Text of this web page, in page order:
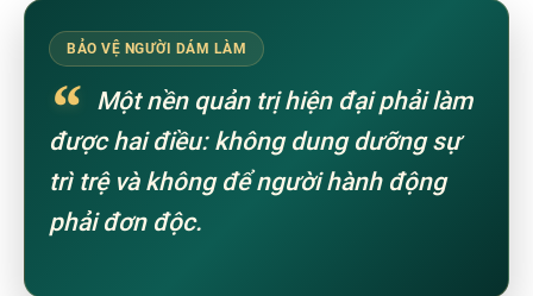
BẢO VỆ NGƯỜI DÁM LÀM
“ Một nền quản trị hiện đại phải làm
được hai điều: không dung dưỡng sự
trì trệ và không để người hành động
phải đơn độc.